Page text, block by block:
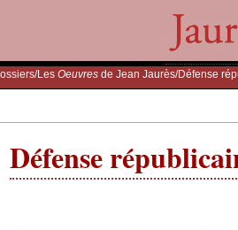
/Les Oeuvres de Jean Jaurès/Défense
Défense